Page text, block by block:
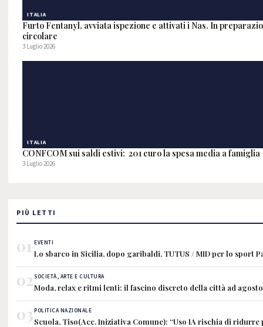
ITALIA
Furto Fentanyl, avviata ispezione e attivati i Nas. In
circolare
3 Luglio 2026
ITALIA
CONFCOM sui saldi estivi: 201 euro la spesa media a famiglia
3 Luglio 2026
PIÙ LETTI
01 EVENTI
Lo sbarco in Sicilia, dopo garibaldi, TUTUS / MID per lo sport
02SOCIETÀ, ARTE E CULTURA
Moda, relax e ritmi lenti: il fascino discreto della città ad agosto
03POLITICA NAZIONALE
Scuola, Tiso(Acc. Iniziativa Comune): “Uso IA rischia di ridurre